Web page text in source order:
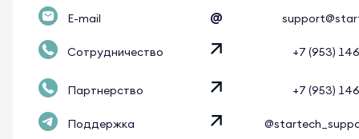
E-mail @
Сотрудничество +7 (953)
Партнерство +7 (953)
Поддержка